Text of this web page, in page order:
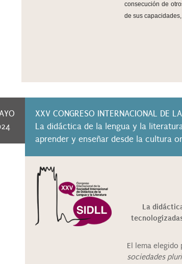
consecución de
de sus
XXV CONGRESO INTERNACIONAL DE
La didáctica de la lengua y la
aprender y enseñar desde la cultura
La
El lema elegido
sociedades